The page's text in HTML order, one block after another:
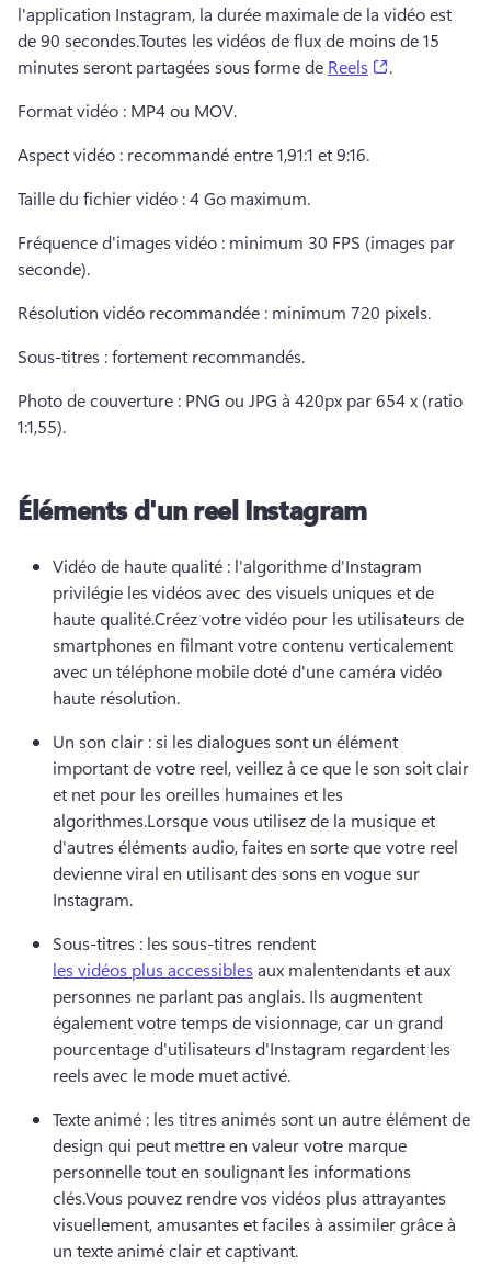
l'application Instagram, la durée maximale de la vidéo est
de 90 secondes.Toutes les vidéos de flux de moins de 15
minutes seront partagées sous forme de Reels
.
Format vidéo : MP4 ou MOV.
Aspect vidéo : recommandé entre 1,91:1 et 9:16.
Taille du fichier vidéo : 4 Go maximum.
Fréquence d'images vidéo : minimum 30 FPS (images par
seconde).
Résolution vidéo recommandée : minimum 720 pixels.
Sous-titres : fortement recommandés.
Photo de couverture : PNG ou JPG à 420px par 654 x (ratio
1:1,55).
Éléments d'un reel Instagram
Vidéo de haute qualité : l'algorithme d'Instagram
privilégie les vidéos avec des visuels uniques et de
haute qualité.Créez votre vidéo pour les utilisateurs de
smartphones en filmant votre contenu verticalement
avec un téléphone mobile doté d'une caméra vidéo
haute résolution.
Un son clair : si les dialogues sont un élément
important de votre reel, veillez à ce que le son soit clair
et net pour les oreilles humaines et les
algorithmes.Lorsque vous utilisez de la musique et
d'autres éléments audio, faites en sorte que votre reel
devienne viral en utilisant des sons en vogue sur
Instagram.
Sous-titres : les sous-titres rendent
les vidéos plus accessibles aux malentendants et aux
personnes ne parlant pas anglais. Ils augmentent
également votre temps de visionnage, car un grand
pourcentage d'utilisateurs d'Instagram regardent les
reels avec le mode muet activé.
Texte animé : les titres animés sont un autre élément de
design qui peut mettre en valeur votre marque
personnelle tout en soulignant les informations
clés.Vous pouvez rendre vos vidéos plus attrayantes
visuellement, amusantes et faciles à assimiler grâce à
un texte animé clair et captivant.